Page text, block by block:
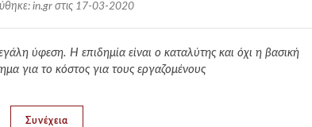
in.gr στις 17-03-2020
ύφεση. Η επιδημία είναι ο καταλύτης και όχι η βασική
για το κόστος για τους εργαζομένους
Συνέχεια